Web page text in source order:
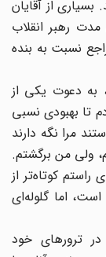
از آقایان
رهبر انقلاب
نسبت به بنده
دعوت یکی از
بهبودی نسبی
مرا نگه دارند
ولی من برگشتم.
کوتاه‌تر از
اما گلوله‌ای
ترورهای خود